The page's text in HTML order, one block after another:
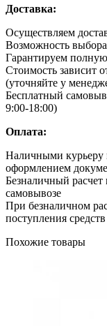
Доставка:
Осуществляем
Возможность
Гарантируем полную
Стоимость зависит
(уточняйте у
Бесплатный
9:00-18:00)
Оплата:
Наличными курьеру
оформлением
Безналичный расчет
самовывозе
При безналичном
поступления
Похожие товары